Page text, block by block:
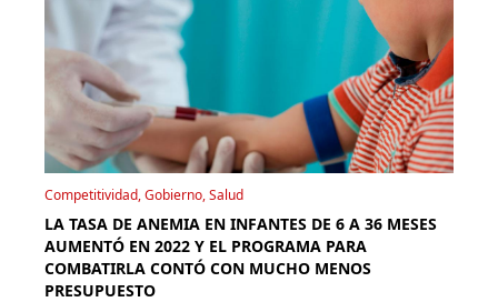
Competitividad, Gobierno, Salud
LA TASA DE ANEMIA EN INFANTES DE 6 A 36 MESES
AUMENTÓ EN 2022 Y EL PROGRAMA PARA
COMBATIRLA CONTÓ CON MUCHO MENOS
PRESUPUESTO